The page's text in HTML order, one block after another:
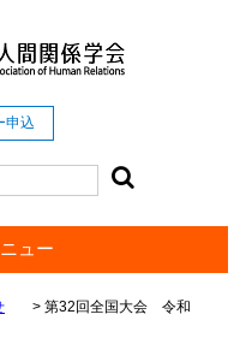
申込
ュー
> 第32回全国大会 令和